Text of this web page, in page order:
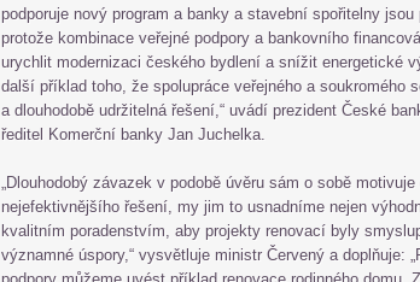
podporuje nový program a banky a stavební spořitelny
protože kombinace veřejné podpory a bankovního
urychlit modernizaci českého bydlení a snížit energetické
další příklad toho, že spolupráce veřejného a soukromého
a dlouhodobě udržitelná řešení,“ uvádí prezident České
ředitel Komerční banky Jan Juchelka.
„Dlouhodobý závazek v podobě úvěru sám o sobě
nejefektivnějšího řešení, my jim to usnadníme nejen
kvalitním poradenstvím, aby projekty renovací byly
významné úspory,“ vysvětluje ministr Červený a doplňuje: